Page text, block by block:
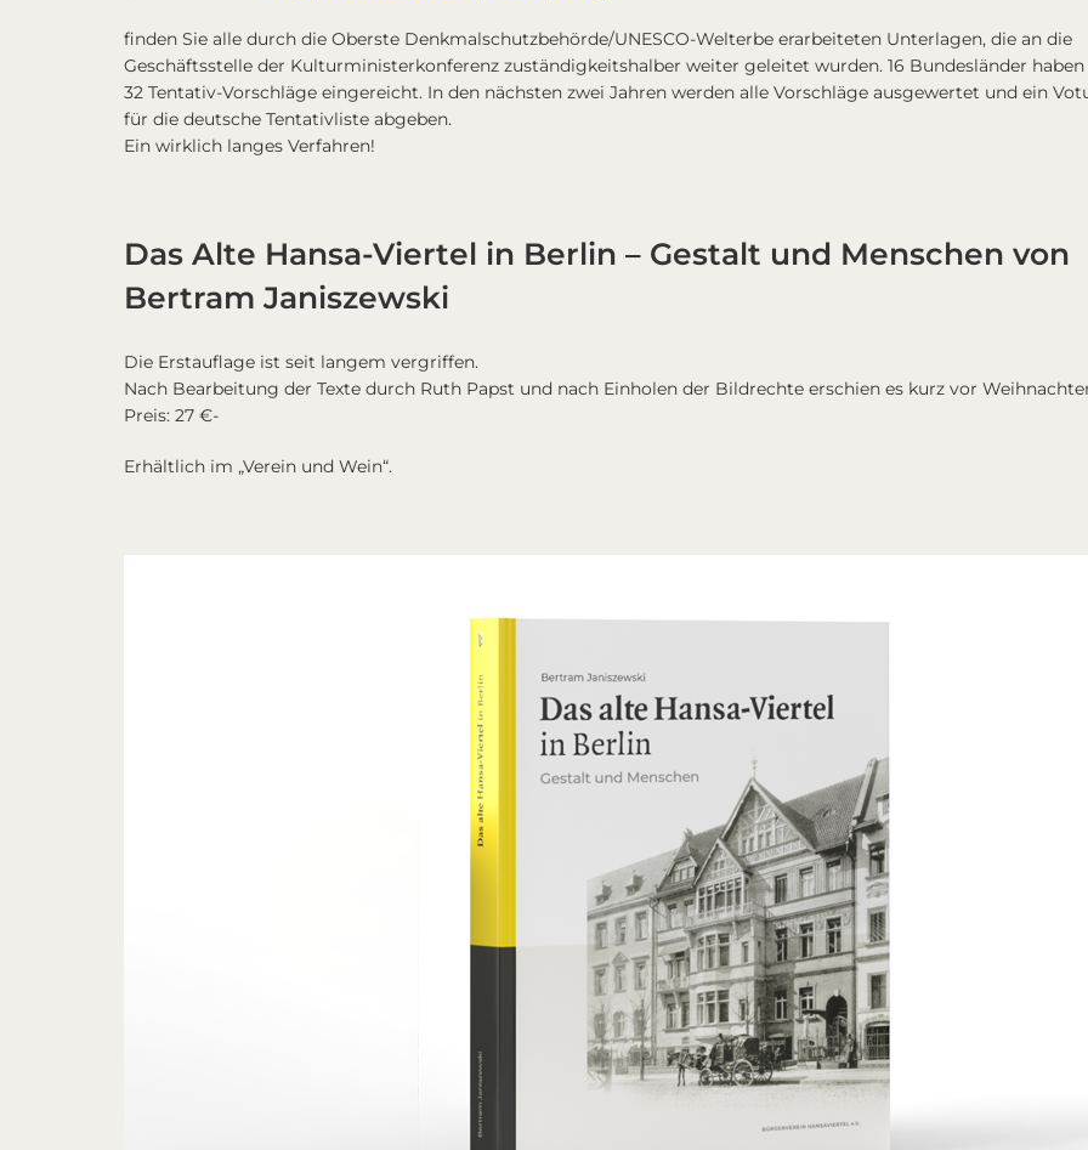
finden Sie alle durch die Oberste Denkmalschutzbehörde/UNESCO-Welterbe erarbeiteten Unterlagen, die an die
Geschäftsstelle der Kulturministerkonferenz zuständigkeitshalber weiter geleitet wurden. 16 Bundesländer haben
32 Tentativ-Vorschläge eingereicht. In den nächsten zwei Jahren werden alle Vorschläge ausgewertet und ein
für die deutsche Tentativliste abgeben.
Ein wirklich langes Verfahren!
Das Alte Hansa-Viertel in Berlin – Gestalt und Menschen von
Bertram Janiszewski
Die Erstauflage ist seit langem vergriffen.
Nach Bearbeitung der Texte durch Ruth Papst und nach Einholen der Bildrechte erschien es kurz vor
Preis: 27 €-
Erhältlich im „Verein und Wein“.